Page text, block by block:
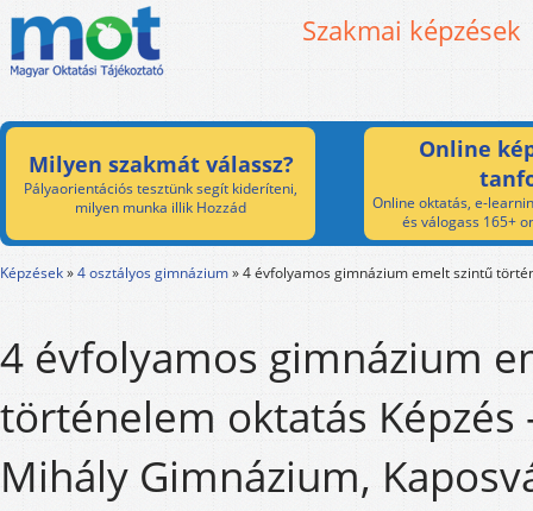
Szakmai képzések
Milyen szakmát válassz?
Pályaorientációs tesztünk segít kideríteni,
milyen munka illik Hozzád
Online
Online oktatás, e-
és válogass 165+
Képzések»4 osztályos gimnázium»4 évfolyamos gimnázium emelt szintű
4 évfolyamos gimnázium
történelem oktatás Képzés
Mihály Gimnázium,